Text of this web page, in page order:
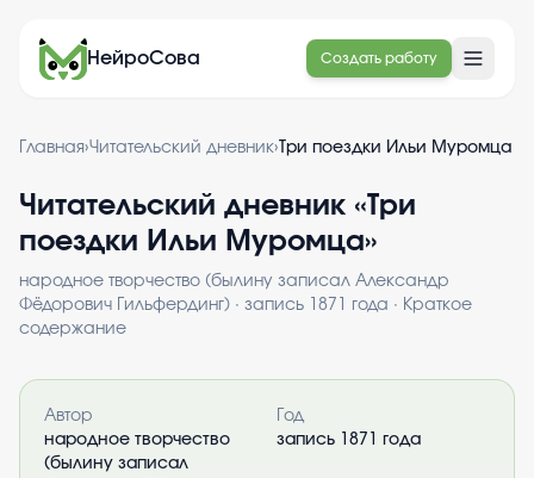
НейроСова Создать работу
Главная›Читательский дневник› Три поездки Ильи Муромца
Читательский дневник «Три
поездки Ильи Муромца»
народное творчество (былину записал Александр
Фёдорович Гильфердинг) · запись 1871 года · Краткое
содержание
Информация о книге
Автор
народное творчество
(былину записал
Год
запись 1871 года